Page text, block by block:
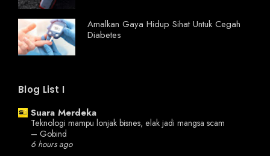
Amalkan Gaya Hidup Sihat Untuk Cegah
Diabetes
Blog List I
Suara Merdeka
Teknologi mampu lonjak bisnes, elak jadi mangsa scam
– Gobind
6 hours ago